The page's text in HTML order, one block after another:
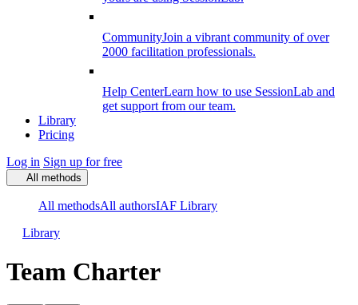
CommunityJoin a vibrant community of over
2000 facilitation professionals.
Help CenterLearn how to use SessionLab and
get support from our team.
Library
Pricing
Log in Sign up for free
All methods
All methodsAll authorsIAF Library
Library
Team Charter